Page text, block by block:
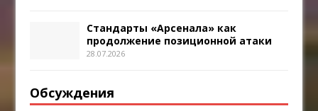
Стандарты «Арсенала» как
продолжение позиционной атаки
28.07.2026
Обсуждения